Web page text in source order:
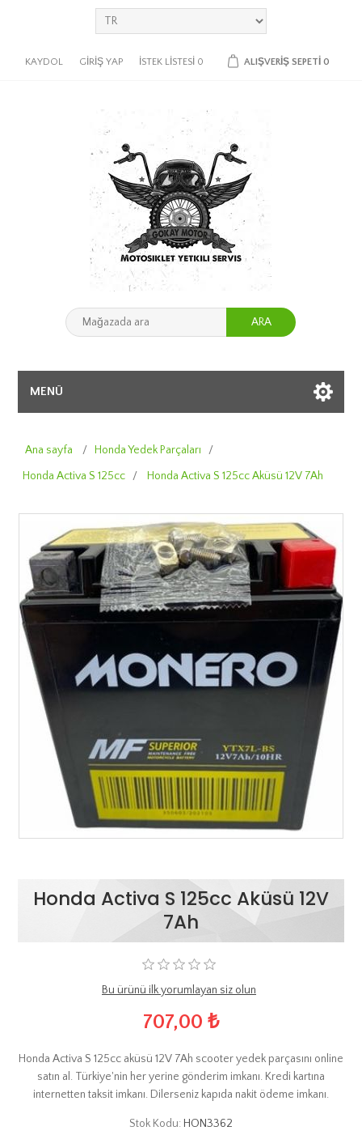
KAYDOL GIRIŞ YAP İSTEK LISTESI 0 ALIŞVERIŞ SEPETI 0
ARA
MENÜ
Ana sayfa / Honda Yedek Parçaları
/
Honda Activa S 125cc
/ Honda Activa S 125cc Aküsü 12V 7Ah
Honda Activa S 125cc Aküsü 12V
7Ah
Bu ürünü ilk yorumlayan siz olun
707,00 ₺
Honda Activa S 125cc aküsü 12V 7Ah scooter yedek parçasını online
satın al. Türkiye'nin her yerine gönderim imkanı. Kredi kartına
internetten taksit imkanı. Dilerseniz kapıda nakit ödeme imkanı.
Stok Kodu: HON3362